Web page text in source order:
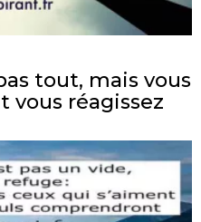
tout, mais vous
vous réagissez